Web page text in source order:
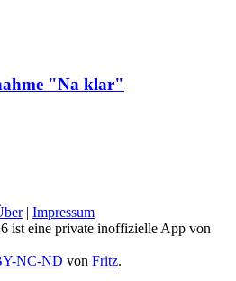
"Na klar"
| Impressum
ist eine private inoffizielle App von
NC-ND von Fritz.